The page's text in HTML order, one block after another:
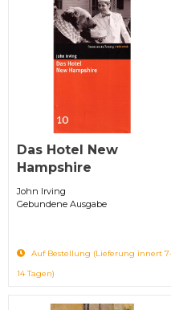
Das Hotel New
Hampshire
John Irving
Gebundene Ausgabe
Auf Bestellung (Lieferung innert
14 Tagen)